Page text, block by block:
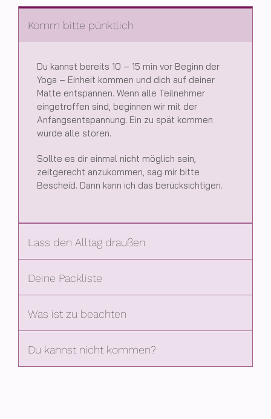
Komm bitte pünktlich
Du kannst bereits 10 – 15 min vor Beginn der
Yoga – Einheit kommen und dich auf deiner
Matte entspannen. Wenn alle Teilnehmer
eingetroffen sind, beginnen wir mit der
Anfangsentspannung. Ein zu spät kommen
würde alle stören.
Sollte es dir einmal nicht möglich sein,
zeitgerecht anzukommen, sag mir bitte
Bescheid. Dann kann ich das berücksichtigen.
Lass den Alltag draußen
Deine Packliste
Was ist zu beachten
Du kannst nicht kommen?